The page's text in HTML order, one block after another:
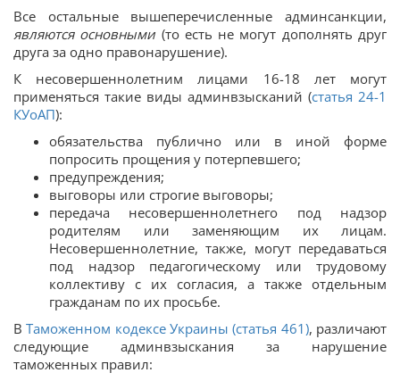
Все остальные вышеперечисленные админсанкции,
являются основными(то есть не могут дополнять друг
друга за одно правонарушение).
К несовершеннолетним лицами 16-18 лет могут
применяться такие виды админвзысканий (статья 24-1
КУоАП):
обязательства публично или в иной форме
попросить прощения у потерпевшего;
предупреждения;
выговоры или строгие выговоры;
передача несовершеннолетнего под надзор
родителям или заменяющим их лицам.
Несовершеннолетние, также, могут передаваться
под надзор педагогическому или трудовому
коллективу с их согласия, а также отдельным
гражданам по их просьбе.
ВТаможенном кодексе Украины (статья 461), различают
следующие админвзыскания за нарушение
таможенных правил: